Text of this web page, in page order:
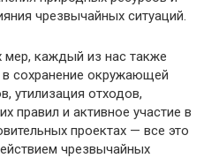
чрезвычайных ситуаций.
каждый из нас также
сохранение окружающей
утилизация отходов,
правил и активное участие в
проектах — все это
чрезвычайных